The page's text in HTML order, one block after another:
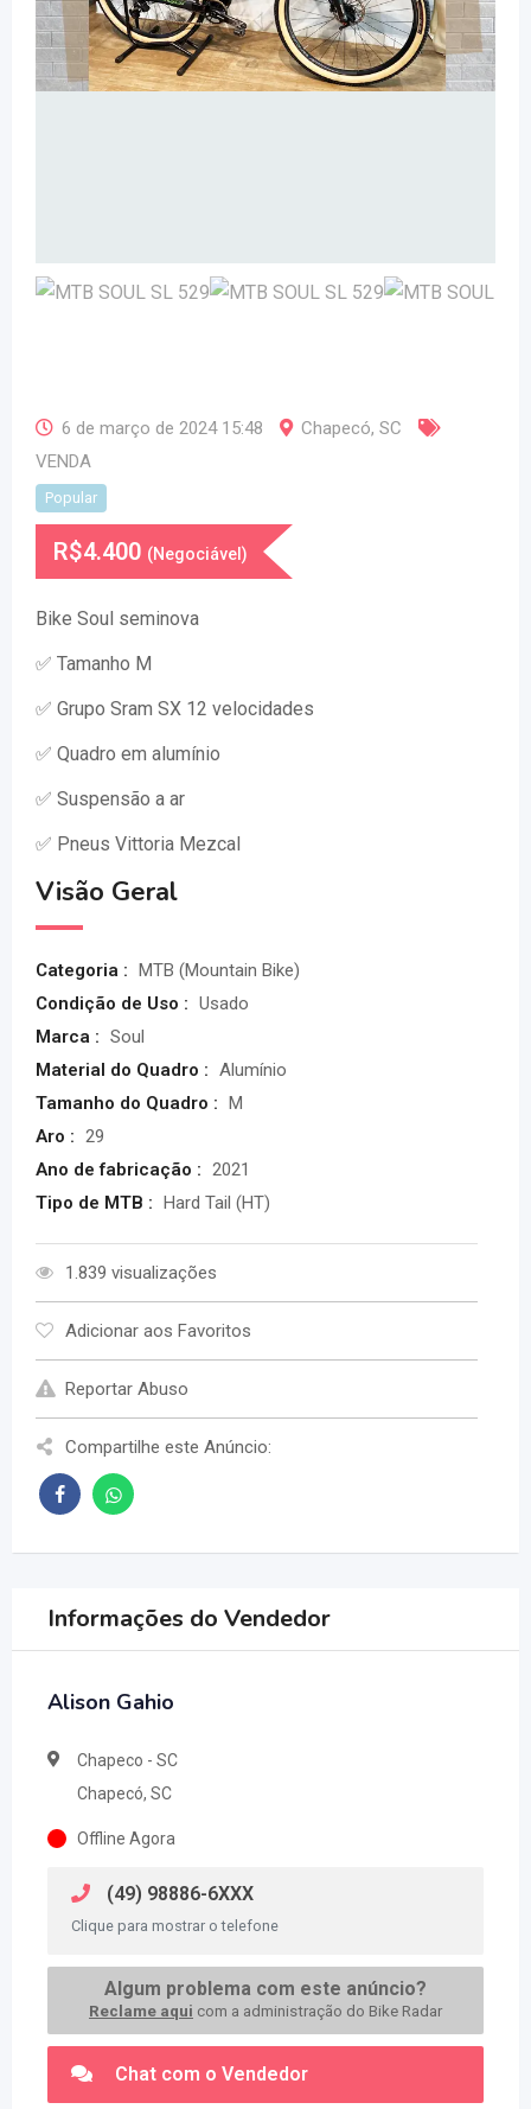
6 de março de 2024 15:48 Chapecó, SC
VENDA
Popular
R$4.400 (Negociável)
Bike Soul seminova
✅ Tamanho M
✅ Grupo Sram SX 12 velocidades
✅ Quadro em alumínio
✅ Suspensão a ar
✅ Pneus Vittoria Mezcal
Visão Geral
Categoria : MTB (Mountain Bike)
Condição de Uso : Usado
Marca : Soul
Material do Quadro : Alumínio
Tamanho do Quadro : M
Aro : 29
Ano de fabricação : 2021
Tipo de MTB : Hard Tail (HT)
1.839 visualizações
Adicionar aos Favoritos
Reportar Abuso
Compartilhe este Anúncio:
Informações do Vendedor
Alison Gahio
Chapeco - SC
Chapecó, SC
Offline Agora
(49) 98886-6XXX
Clique para mostrar o telefone
Algum problema com este anúncio?
Reclame aqui com a administração do Bike Radar
Chat com o Vendedor